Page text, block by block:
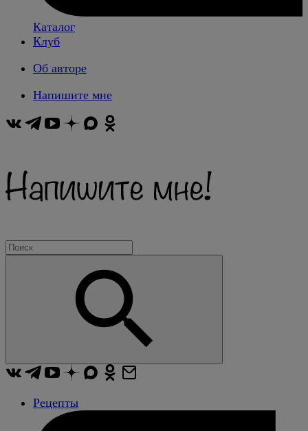
Каталог
Клуб
Об авторе
Напишите мне
Рецепты